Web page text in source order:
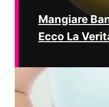
Mangiare
Ecco La